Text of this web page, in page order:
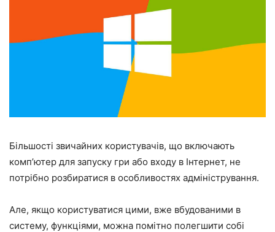
Більшості звичайних користувачів, що включають
комп’ютер для запуску гри або входу в Інтернет, не
потрібно розбиратися в особливостях адміністрування.
Але, якщо користуватися цими, вже вбудованими в
систему, функціями, можна помітно полегшити собі